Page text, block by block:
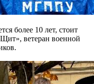
более 10 лет, стоит
ветеран военной